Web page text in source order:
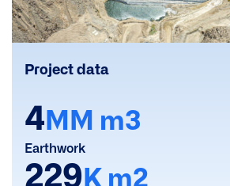
Project data
4 MM m3
Earthwork
229 K m2